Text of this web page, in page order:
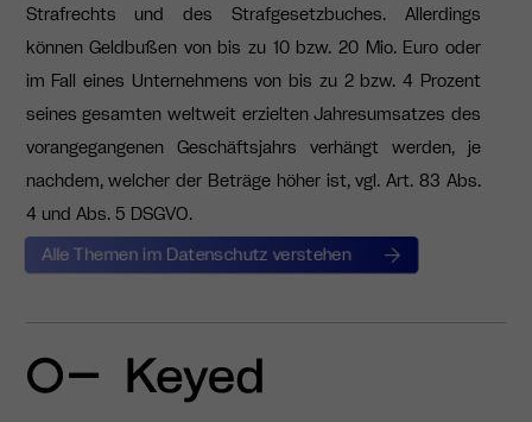
Strafrechts und des Strafgesetzbuches. Allerdings
könnenGeldbußen von bis zu 10 bzw. 20 Mio. Euro oder
im Fall eines Unternehmens von bis zu 2 bzw. 4 Prozent
seines gesamten weltweit erzielten Jahresumsatzes des
vorangegangenen Geschäftsjahrs verhängt werden, je
nachdem, welcher der Beträge höher ist, vgl. Art. 83 Abs.
4 und Abs. 5 DSGVO.
Alle Themen im Datenschutz verstehen